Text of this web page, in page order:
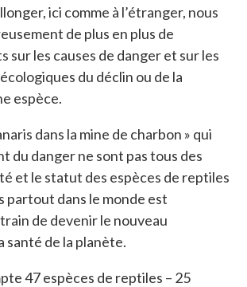
ici comme à l’étranger, nous
de plus en plus de
sur les causes de danger et sur les
du déclin ou de la
espèce.
dans la mine de charbon » qui
du danger ne sont pas tous des
et le statut des espèces de reptiles
partout dans le monde est
de devenir le nouveau
santé de la planète.
47 espèces de reptiles – 25